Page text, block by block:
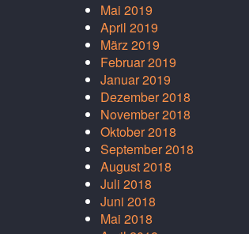
Mai 2019
April 2019
März 2019
Februar 2019
Januar 2019
Dezember 2018
November 2018
Oktober 2018
September 2018
August 2018
Juli 2018
Juni 2018
Mai 2018